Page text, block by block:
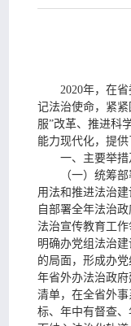
2020年，在
记法治使命，紧
服”改革、推进科
能力现代化，提供
一、主要举
（一）统筹
用法和推进法治
自部署全年法治
法治宣传教育工
明确办党组法治
的局面，形成办
年省外办法治政
清单，在全省外
标、年中有督查